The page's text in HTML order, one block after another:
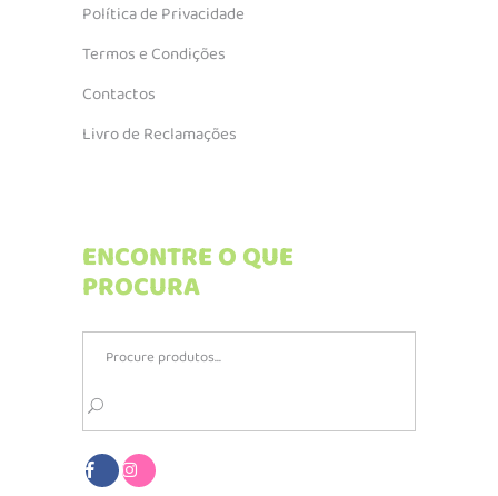
Política de Privacidade
Termos e Condições
Contactos
Livro de Reclamações
ENCONTRE O QUE
PROCURA